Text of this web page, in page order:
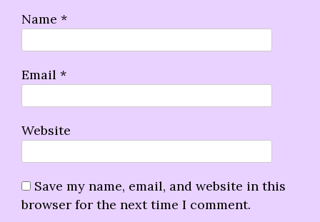
Name *
Email *
Website
Save my name, email, and website in this
browser for the next time I comment.